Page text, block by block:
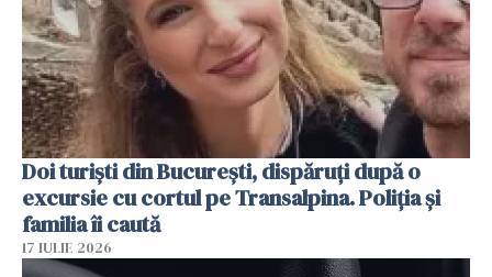
Doi turiști din București, dispăruți după o
excursie cu cortul pe Transalpina. Poliția și
familia îi caută
17 IULIE 2026